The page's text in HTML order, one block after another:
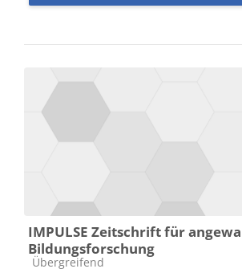
IMPULSE Zeitschrift für
Bildungsforschung
Kursbereich
Übergreifend